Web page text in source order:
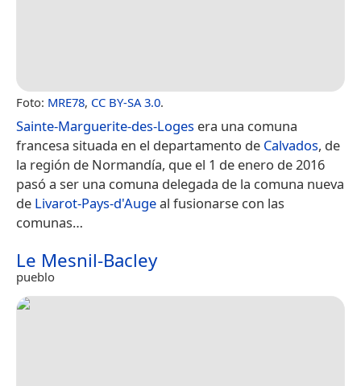
Foto: MRE78, CC BY-SA 3.0.
Sainte-Marguerite-des-Loges era una comuna
francesa situada en el departamento de Calvados, de
la región de Normandía, que el 1 de enero de 2016
pasó a ser una comuna delegada de la comuna nueva
de Livarot-Pays-d'Auge​ al fusionarse con las
comunas…
Le Mesnil-Bacley
pueblo